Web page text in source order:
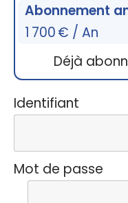
Abonnement
1 700 € / An
Déjà
Identifiant
Mot de passe